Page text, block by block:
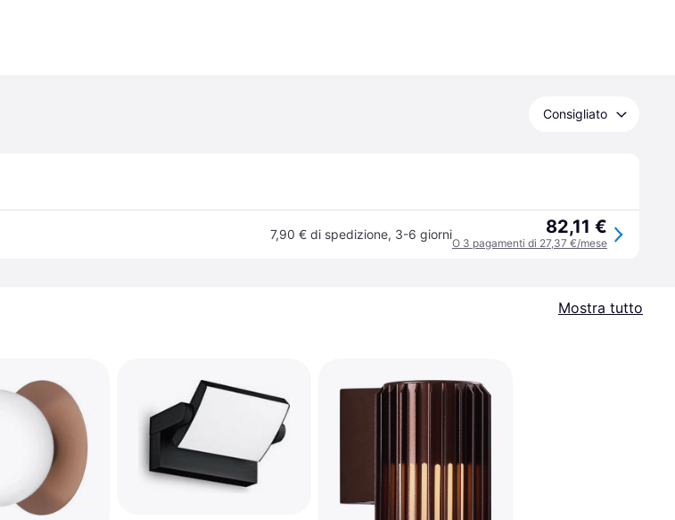
Consigliato
7,90 € di spedizione, 3-6 giorni 82,11 €
O 3 pagamenti di 27,37 €/mese
Mostra tutto